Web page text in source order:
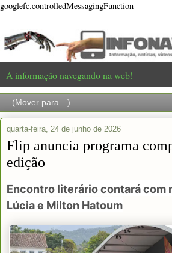
googlefc.controlledMessagingFunction
A informação navegando na web!
quarta-feira, 24 de junho de 2026
Flip anuncia programa
edição
Encontro literário contará com
Lúcia e Milton Hatoum